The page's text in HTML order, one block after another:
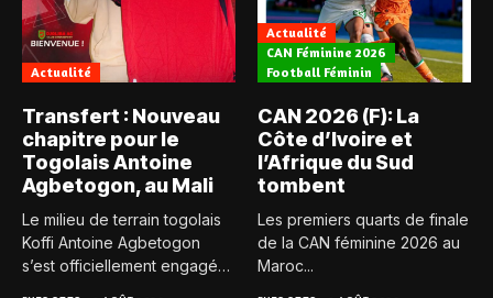
Actualité
Transfert : Nouveau
chapitre pour le
Togolais Antoine
Agbetogon, au Mali
Le milieu de terrain togolais
Koffi Antoine Agbetogon
s’est officiellement engagé
Actualité
CAN Féminine 2026
Football Féminin
CAN 2026 (F): La
Côte d’Ivoire et
l’Afrique du Sud
tombent
Les premiers quarts de finale
de la CAN féminine 2026 au
Maroc...